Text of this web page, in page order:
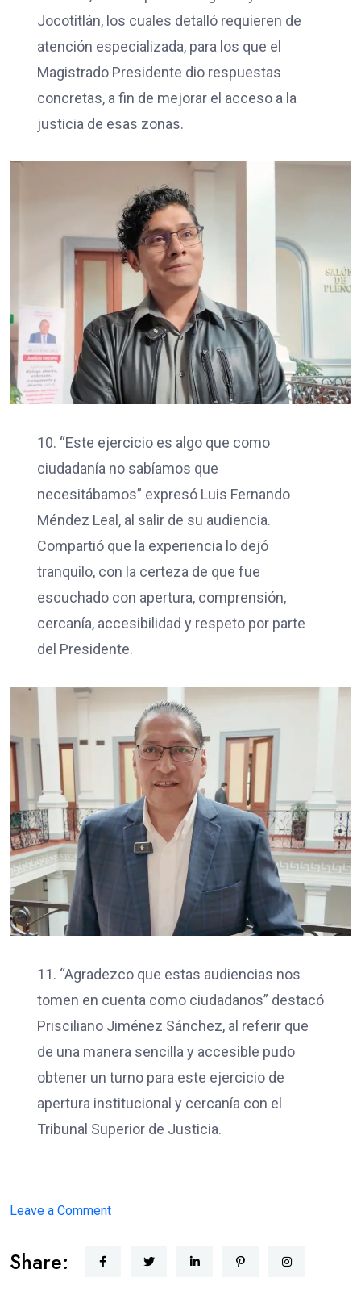
Jocotitlán, los cuales detalló requieren de
atención especializada, para los que el
Magistrado Presidente dio respuestas
concretas, a fin de mejorar el acceso a la
justicia de esas zonas.
10. “Este ejercicio es algo que como
ciudadanía no sabíamos que
necesitábamos” expresó Luis Fernando
Méndez Leal, al salir de su audiencia.
Compartió que la experiencia lo dejó
tranquilo, con la certeza de que fue
escuchado con apertura, comprensión,
cercanía, accesibilidad y respeto por parte
del Presidente.
11. “Agradezco que estas audiencias nos
tomen en cuenta como ciudadanos” destacó
Prisciliano Jiménez Sánchez, al referir que
de una manera sencilla y accesible pudo
obtener un turno para este ejercicio de
apertura institucional y cercanía con el
Tribunal Superior de Justicia.
Leave a Commenton
CERCANA
Share: